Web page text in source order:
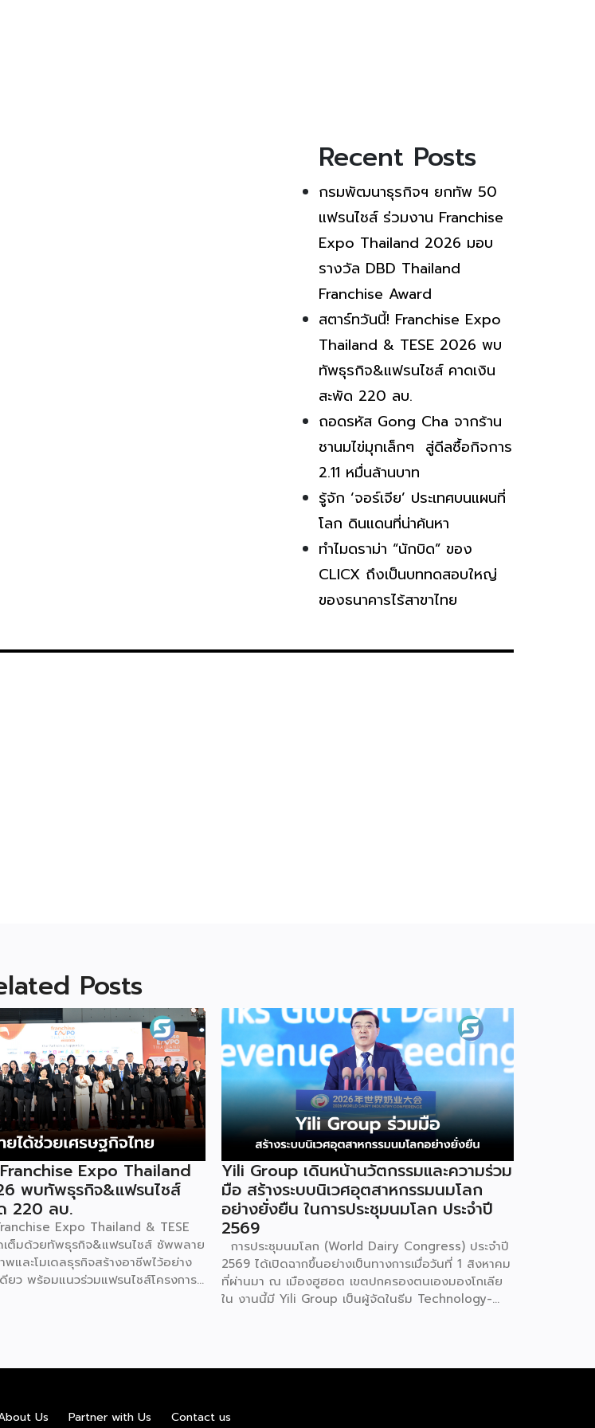
Recent Posts
กรมพัฒนาธุรกิจฯ ยกทัพ 50
แฟรนไชส์ ร่วมงาน Franchise
Expo Thailand 2026 มอบ
รางวัล DBD Thailand
Franchise Award
สตาร์ทวันนี้! Franchise Expo
Thailand & TESE 2026 พบ
ทัพธุรกิจ&แฟรนไชส์ คาดเงิน
สะพัด 220 ลบ.
ถอดรหัส Gong Cha จากร้าน
ชานมไข่มุกเล็กๆ สู่ดีลซื้อกิจการ
2.11 หมื่นล้านบาท
รู้จัก ‘จอร์เจีย’ ประเทศบนแผนที่
โลก ดินแดนที่น่าค้นหา
ทำไมดราม่า “นักบิด” ของ
CLICX ถึงเป็นบททดสอบใหญ่
ของธนาคารไร้สาขาไทย
Posts
Expo Thailand
พบทัพธุรกิจ&แฟรนไชส์
220 ลบ.
Expo Thailand & TESE
ต็มด้วยทัพธุรกิจ&แฟรนไชส์ ซัพพลาย
และโมเดลธุรกิจสร้างอาชีพไว้อย่าง
ดียว พร้อมแนวร่วมแฟรนไชส์โครงการ
และทำเลทองทั่วประเทศ พร้อมเสวนา
อลล์ 6-8 อิมแพ็คเมืองทองธานี
Yili Group เดินหน้านวัตกรรมและความร่วม
มือ สร้างระบบนิเวศอุตสาหกรรมนมโลก
อย่างยั่งยืน ในการประชุมนมโลก ประจำปี
2569
การประชุมนมโลก (World Dairy Congress) ประจำปี
2569 ได้เปิดฉากขึ้นอย่างเป็นทางการเมื่อวันที่ 1 สิงหาคม
ที่ผ่านมา ณ เมืองฮูฮอต เขตปกครองตนเองมองโกเลีย
ใน งานนี้มี Yili Group เป็นผู้จัดในธีม Technology-
อุตสาหกรรมนมโลกอย่างยั่งยืน) ถือเป็นเวทีระดับโลกที่
ทั่วโลก ฮูฮอตขึ้นแท่นเมืองหลวงแห่งอุตสาหกรรมนม
Us Partner with Us Contact us